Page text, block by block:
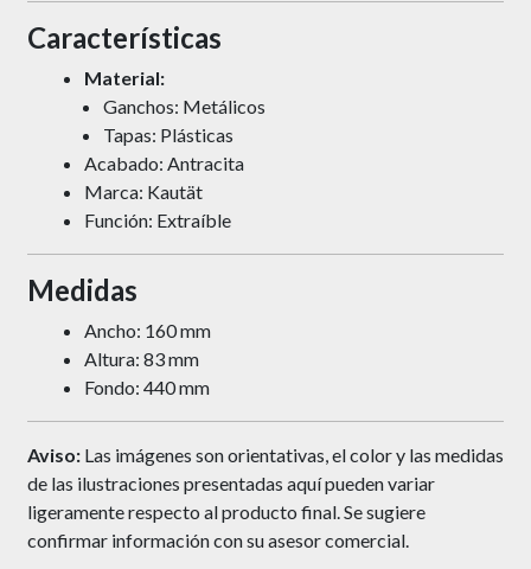
Características
Material:
Ganchos: Metálicos
Tapas: Plásticas
Acabado: Antracita
Marca: Kautät
Función: Extraíble
Medidas
Ancho: 160 mm
Altura: 83 mm
Fondo: 440 mm
Aviso: Las imágenes son orientativas, el color y las medidas
de las ilustraciones presentadas aquí pueden variar
ligeramente respecto al producto final. Se sugiere
confirmar información con su asesor comercial.